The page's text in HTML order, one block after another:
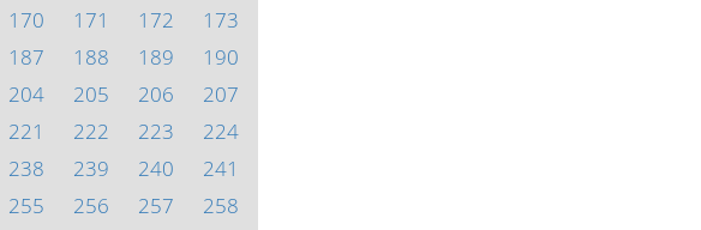
170 171 172
173
187 188 189
190
204 205 206
207
221 222 223
224
238 239 240
241
255 256 257
258